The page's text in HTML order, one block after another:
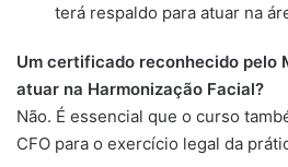
terá respaldo para atuar na
Um certificado reconhecido pelo
atuar na Harmonização Facial?
Não. É essencial que o curso
CFO para o exercício legal da